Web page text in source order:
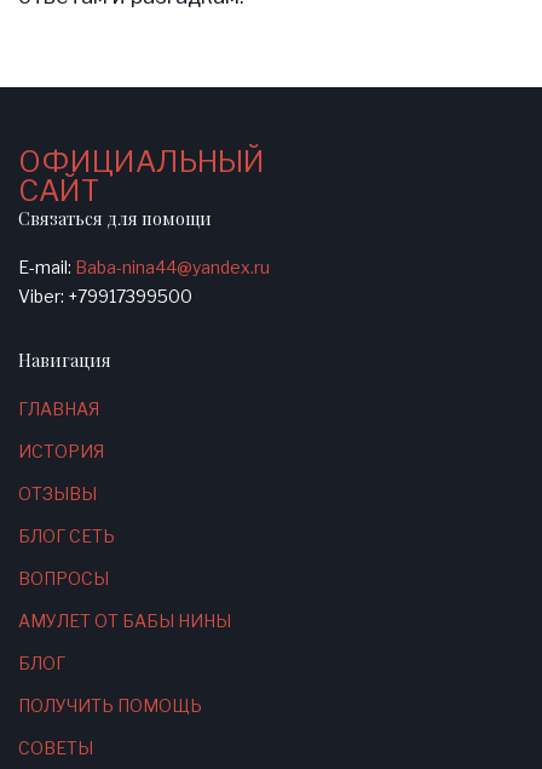
ОФИЦИАЛЬНЫЙ
САЙТ
Связаться для помощи
E-mail: Baba-nina44@yandex.ru
Viber: +79917399500
Навигация
ГЛАВНАЯ
ИСТОРИЯ
ОТЗЫВЫ
БЛОГ СЕТЬ
ВОПРОСЫ
АМУЛЕТ ОТ БАБЫ НИНЫ
БЛОГ
ПОЛУЧИТЬ ПОМОЩЬ
СОВЕТЫ